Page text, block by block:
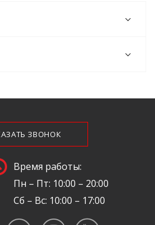
ЗВОНОК
Время работы:
Пн – Пт: 10:00 – 20:00
Сб – Вс: 10:00 – 17:00